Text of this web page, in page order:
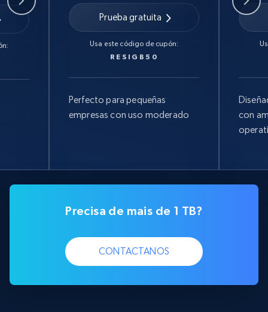
Prueba gratuita
Usa este código de cupón:
RESIGB50
Perfecto para pequeñas
empresas con uso moderado
con
Precisa de mais de 1 TB?
CONTACTANOS